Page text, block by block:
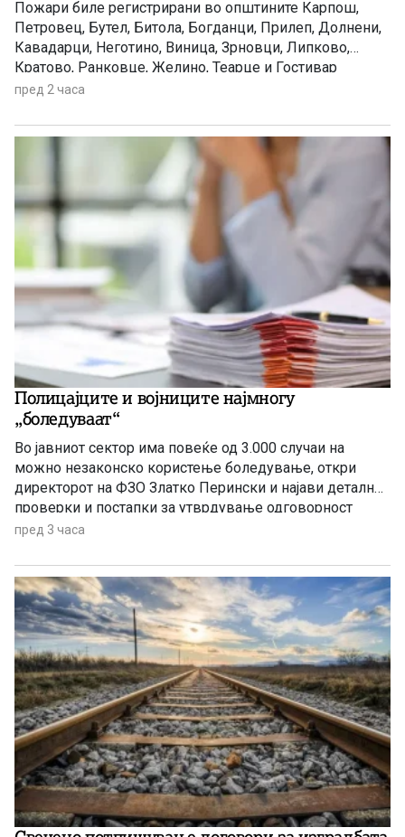
Пожари биле регистрирани во општините Карпош,
Петровец, Бутел, Битола, Богданци, Прилеп, Долнени,
Кавадарци, Неготино, Виница, Зрновци, Липково,
Кратово, Ранковце, Желино, Теарце и Гостивар
пред 2 часа
Полицајците и војниците најмногу
„боледуваат“
Во јавниот сектор има повеќе од 3.000 случаи на
можно незаконско користење боледување, откри
директорот на ФЗО Златко Перински и најави детални
проверки и постапки за утврдување одговорност
пред 3 часа